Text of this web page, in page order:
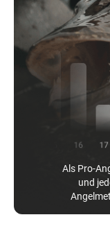
Als Pro-
und